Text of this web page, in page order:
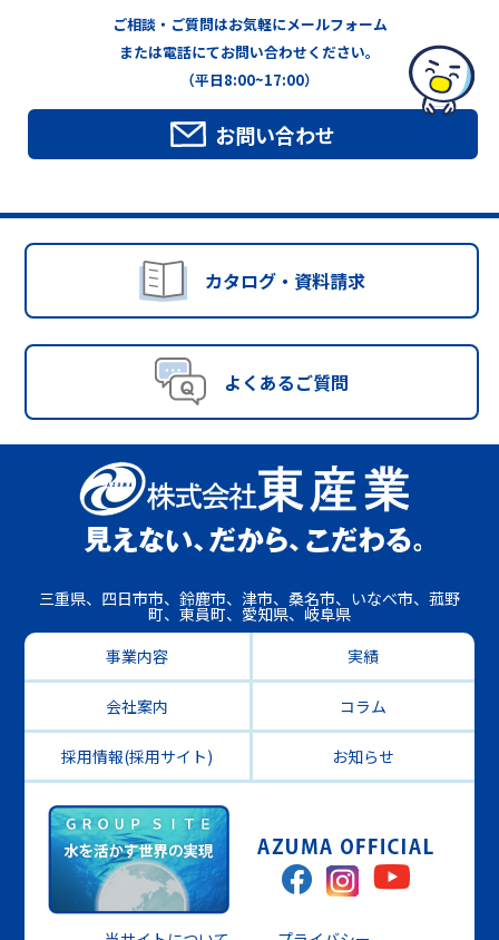
ご相談・ご質問はお気軽にメールフォーム
または電話にてお問い合わせください。
（平日8:00~17:00）
お問い合わせ
カタログ・資料請求
よくあるご質問
三重県、四日市市、鈴鹿市、津市、桑名市、いなべ市、菰野
町、東員町、愛知県、岐阜県
事業内容
実績
会社案内 コラム
採用情報(採用サイト) お知らせ